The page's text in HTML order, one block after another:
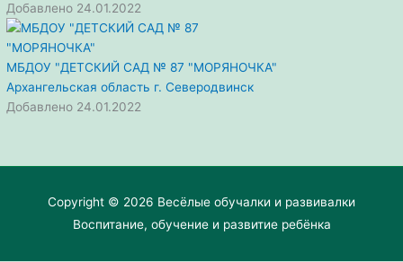
Добавлено 24.01.2022
МБДОУ "ДЕТСКИЙ САД № 87 "МОРЯНОЧКА"
Архангельская область г. Северодвинск
Добавлено 24.01.2022
Copyright © 2026 Весёлые обучалки и развивалки
Воспитание, обучение и развитие ребёнка